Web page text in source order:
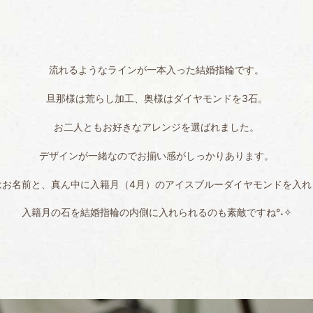
流れるようなラインが一本入った結婚指輪です。
旦那様は荒らし加工、奥様はダイヤモンドを3石。
お二人ともお好きなアレンジを選ばれました。
デザインが一緒なのでお揃い感がしっかりあります。
名前と、真ん中に入籍月（4月）のアイスブルーダイヤモンドを入
入籍月の石を結婚指輪の内側に入れられるのも素敵ですね°˖✧